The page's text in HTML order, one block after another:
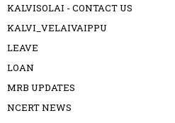
KALVISOLAI - CONTACT US
KALVI_VELAIVAIPPU
LEAVE
LOAN
MRB UPDATES
NCERT NEWS